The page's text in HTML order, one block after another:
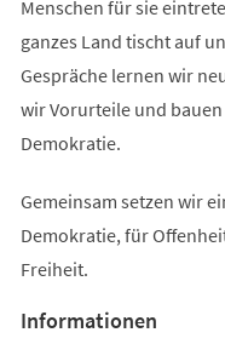
Menschen für sie
ganzes Land tischt auf
Gespräche lernen wir
wir Vorurteile und
Demokratie.
Gemeinsam setzen wir
Demokratie, für
Freiheit.
Informationen